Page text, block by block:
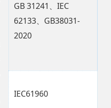
GB 31241、IEC
62133、GB38031-
2020
IEC61960